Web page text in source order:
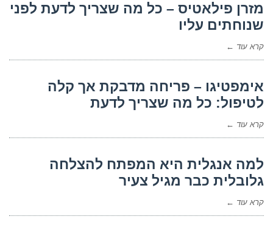
מזרן פילאטיס – כל מה שצריך לדעת לפני
שנוחתים עליו
קרא עוד ←
אימפטיגו – פריחה מדבקת אך קלה
לטיפול: כל מה שצריך לדעת
קרא עוד ←
למה אנגלית היא המפתח להצלחה
גלובלית כבר מגיל צעיר
קרא עוד ←